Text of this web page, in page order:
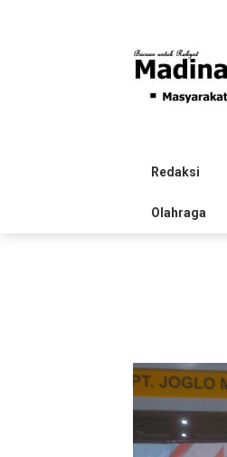
Redaksi
Olahraga